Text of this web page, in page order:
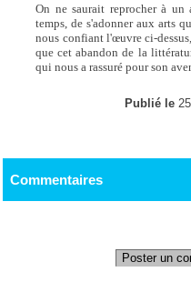
On ne saurait reprocher à un
temps, de s'adonner aux arts
nous confiant l'œuvre ci-
que cet abandon de la
qui nous a rassuré pour son
Publié le
Commentaires
Poster un